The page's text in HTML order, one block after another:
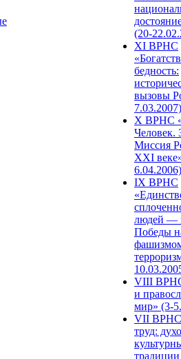
(20-
XI ВРНС
бедность:
вызовы
7.03.2007)
X ВРНС
Человек.
Миссия
XXI
6.04.2006)
IX ВРНС
людей —
Победы
VIII
и
мир» (3-
VII ВРНС
труд: